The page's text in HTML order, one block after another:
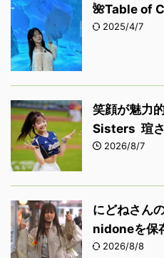
🌺Table of
2025/4/7
笑顔が魅力
Sisters 瑄さ
2026/8/7
にどねさん
nidoneを保
2026/8/8